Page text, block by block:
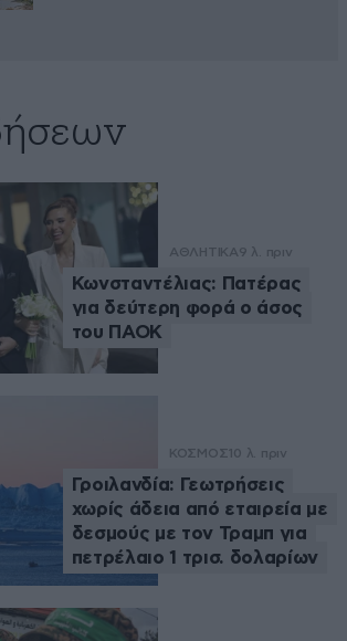
ΑΘΛΗΤΙΚΑ9 λ. πριν
Κωνσταντέλιας: Πατέρας
για δεύτερη φορά ο άσος
του ΠΑΟΚ
ΚΟΣΜΟΣ 10 λ. πριν
Γροιλανδία: Γεωτρήσεις
χωρίς άδεια από εταιρεία με
δεσμούς με τον Τραμπ για
πετρέλαιο 1 τρισ. δολαρίων